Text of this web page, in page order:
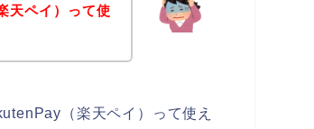
天ペイ）って使
（楽天ペイ）って使え